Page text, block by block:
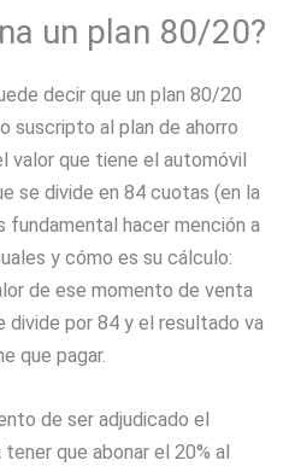
un plan 80/20?
decir que un plan 80/20
suscripto al plan de ahorro
valor que tiene el automóvil
se divide en 84 cuotas (en la
fundamental hacer mención a
y cómo es su cálculo:
de ese momento de venta
divide por 84 y el resultado va
que pagar.
de ser adjudicado el
que abonar el 20% al